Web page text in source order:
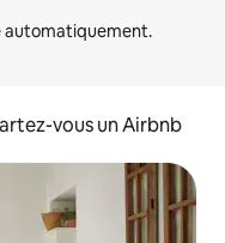
vous un Airbnb